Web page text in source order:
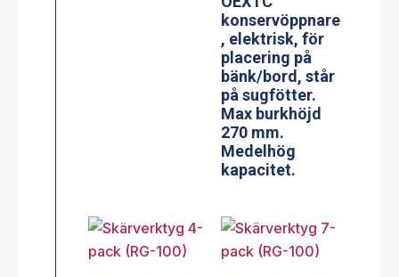
konservöppnare
, elektrisk, för
placering på
bänk/bord, står
på sugfötter.
Max burkhöjd
270 mm.
Medelhög
kapacitet.